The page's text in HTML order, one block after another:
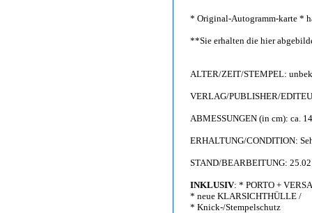
* Original-Autogramm-karte *
**Sie erhalten die hier
ALTER/ZEIT/STEMPEL:
VERLAG/PUBLISHER/
ABMESSUNGEN (in cm): ca.
ERHALTUNG/CONDITION:
STAND/BEARBEITUNG:
INKLUSIV: * PORTO +
* neue KLARSICHTHÜLLE /
* Knick-/Stempelschutz